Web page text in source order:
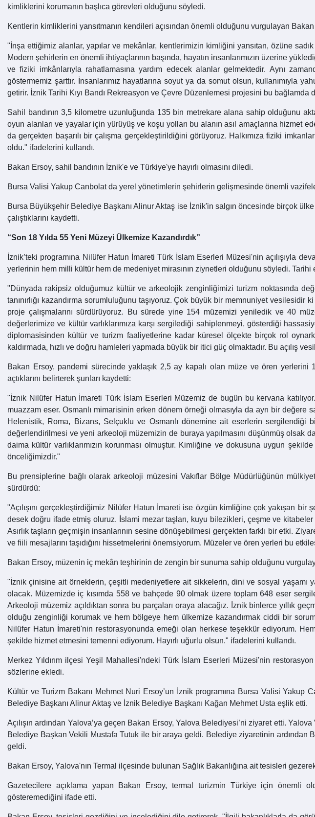
kimliklerini korumanın başlıca görevleri olduğunu söyledi.
Kentlerin kimliklerini yansıtmanın kendileri açısından önemli olduğunu vurgulayan
"İnşa ettiğimiz alanlar, yapılar ve mekânlar, kentlerimizin kimliğini yansıtan, özüne
Modern şehirlerin en önemli ihtiyaçlarının başında, hayatın insanlarımızın üzerine
ve fiziki imkânlarıyla rahatlamasına yardım edecek alanlar gelmektedir. Aynı
göstermemiz şarttır. İnsanlarımız hayatlarına soyut ya da somut olsun, kullanımıyla
getirir. İznik Tarihi Kıyı Bandı Rekreasyon ve Çevre Düzenlemesi projesini bu
Sahil bandının 3,5 kilometre uzunluğunda 135 bin metrekare alana sahip olduğunu
oyun alanları ve yayalar için yürüyüş ve koşu yolları bu alanın asıl amaçlarına hizmet
da gerçekten başarılı bir çalışma gerçekleştirildiğini görüyoruz. Halkımıza fiziki
oldu." ifadelerini kullandı.
Bakan Ersoy, sahil bandının İznik'e ve Türkiye'ye hayırlı olmasını diledi.
Bursa Valisi Yakup Canbolat da yerel yönetimlerin şehirlerin gelişmesinde önemli
Bursa Büyükşehir Belediye Başkanı Alinur Aktaş ise İznik'in salgın öncesinde birçok
çalıştıklarını kaydetti.
“Son 18 Yılda 55 Yeni Müzeyi Ülkemize Kazandırdık”
İznik’teki programına Nilüfer Hatun İmareti Türk İslam Eserleri Müzesi'nin açılışıyla
yerlerinin hem milli kültür hem de medeniyet mirasının ziynetleri olduğunu söyledi.
"Dünyada rakipsiz olduğumuz kültür ve arkeolojik zenginliğimizi turizm noktasında
tanınırlığı kazandırma sorumluluğunu taşıyoruz. Çok büyük bir memnuniyet
proje çalışmalarını sürdürüyoruz. Bu sürede yine 154 müzemizi yeniledik ve 40
değerlerimize ve kültür varlıklarımıza karşı sergilediği sahiplenmeyi, gösterdiği
diplomasisinden kültür ve turizm faaliyetlerine kadar küresel ölçekte birçok rol
kaldırmada, hızlı ve doğru hamleleri yapmada büyük bir itici güç olmaktadır. Bu açılış
Bakan Ersoy, pandemi sürecinde yaklaşık 2,5 ay kapalı olan müze ve ören
açtıklarını belirterek şunları kaydetti:
"İznik Nilüfer Hatun İmareti Türk İslam Eserleri Müzemiz de bugün bu kervana
muazzam eser. Osmanlı mimarisinin erken dönem örneği olmasıyla da ayrı bir
Helenistik, Roma, Bizans, Selçuklu ve Osmanlı dönemine ait eserlerin
değerlendirilmesi ve yeni arkeoloji müzemizin de buraya yapılmasını düşünmüş olsak
daima kültür varlıklarımızın korunması olmuştur. Kimliğine ve dokusuna uygun
önceliğimizdir."
Bu prensiplerine bağlı olarak arkeoloji müzesini Vakıflar Bölge Müdürlüğünün
sürdürdü:
"Açılışını gerçekleştirdiğimiz Nilüfer Hatun İmareti ise özgün kimliğine çok yakışan
desek doğru ifade etmiş oluruz. İslami mezar taşları, kuyu bilezikleri, çeşme ve kitabeler
Asırlık taşların geçmişin insanlarının sesine dönüşebilmesi gerçekten farklı bir etki.
ve fiili mesajlarını taşıdığını hissetmelerini önemsiyorum. Müzeler ve ören yerleri bu
Bakan Ersoy, müzenin iç mekân teşhirinin de zengin bir sunuma sahip olduğunu
"İznik çinisine ait örneklerin, çeşitli medeniyetlere ait sikkelerin, dini ve sosyal yaşamı
olacak. Müzemizde iç kısımda 558 ve bahçede 90 olmak üzere toplam 648 eser
Arkeoloji müzemiz açıldıktan sonra bu parçaları oraya alacağız. İznik binlerce yıllık
olduğu zenginliği korumak ve hem bölgeye hem ülkemize kazandırmak ciddi bir
Nilüfer Hatun İmareti'nin restorasyonunda emeği olan herkese teşekkür ediyorum.
şekilde hizmet etmesini temenni ediyorum. Hayırlı uğurlu olsun." ifadelerini kullandı.
Merkez Yıldırım ilçesi Yeşil Mahallesi'ndeki Türk İslam Eserleri Müzesi'nin
sözlerine ekledi.
Kültür ve Turizm Bakanı Mehmet Nuri Ersoy’un İznik programına Bursa Valisi
Belediye Başkanı Alinur Aktaş ve İznik Belediye Başkanı Kağan Mehmet Usta eşlik etti.
Açılışın ardından Yalova’ya geçen Bakan Ersoy, Yalova Belediyesi’ni ziyaret etti.
Belediye Başkan Vekili Mustafa Tutuk ile bir araya geldi. Belediye ziyaretinin ardından
geldi.
Bakan Ersoy, Yalova'nın Termal ilçesinde bulunan Sağlık Bakanlığına ait tesisleri
Gazetecilere açıklama yapan Bakan Ersoy, termal turizmin Türkiye için önemli
gösteremediğini ifade etti.